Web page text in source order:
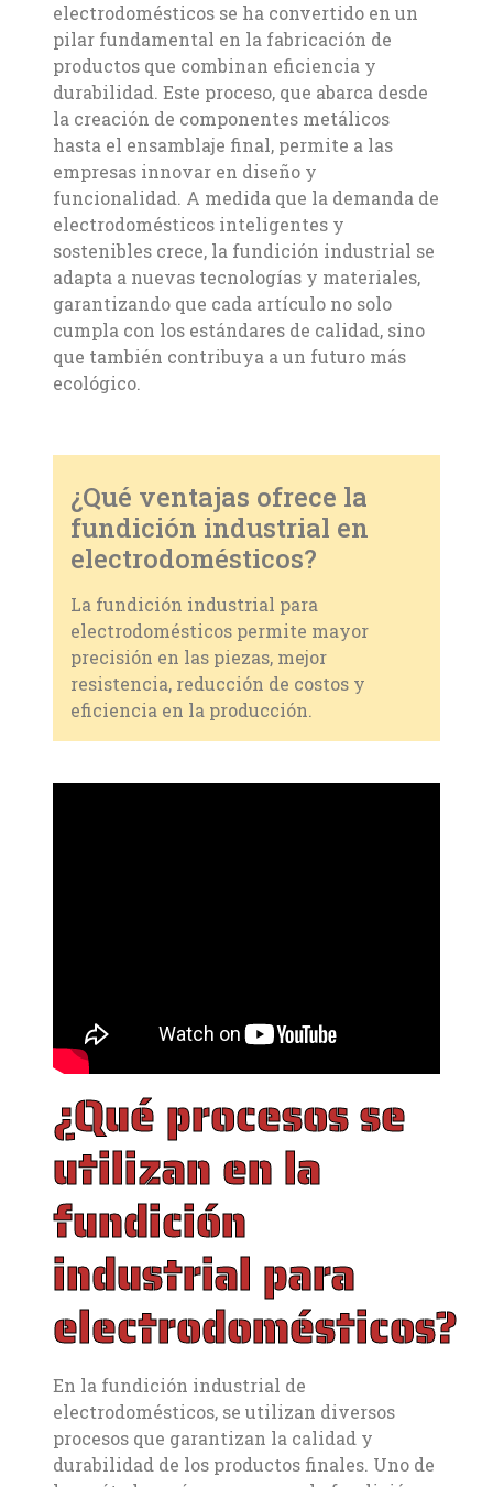
electrodomésticos se ha convertido en un
pilar fundamental en la fabricación de
productos que combinan eficiencia y
durabilidad. Este proceso, que abarca desde
la creación de componentes metálicos
hasta el ensamblaje final, permite a las
empresas innovar en diseño y
funcionalidad. A medida que la demanda de
electrodomésticos inteligentes y
sostenibles crece, la fundición industrial se
adapta a nuevas tecnologías y materiales,
garantizando que cada artículo no solo
cumpla con los estándares de calidad, sino
que también contribuya a un futuro más
ecológico.
¿Qué ventajas ofrece la
fundición industrial en
electrodomésticos?
La fundición industrial para
electrodomésticos permite mayor
precisión en las piezas, mejor
resistencia, reducción de costos y
eficiencia en la producción.
¿Qué procesos se
utilizan en la
fundición
industrial para
electrodomésticos?
En la fundición industrial de
electrodomésticos, se utilizan diversos
procesos que garantizan la calidad y
durabilidad de los productos finales. Uno de